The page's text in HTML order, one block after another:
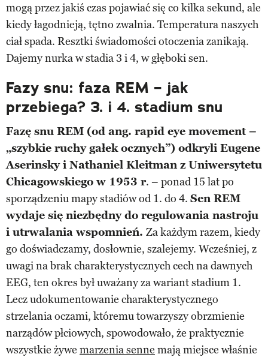
mogą przez jakiś czas pojawiać się co kilka sekund, ale
kiedy łagodnieją, tętno zwalnia. Temperatura naszych
ciał spada. Resztki świadomości otoczenia zanikają.
Dajemy nurka w stadia 3 i 4, w głęboki sen.
Fazy snu: faza REM – jak
przebiega? 3. i 4. stadium snu
Fazę snu REM (od ang. rapid eye movement –
„szybkie ruchy gałek ocznych”) odkryli Eugene
Aserinsky i Nathaniel Kleitman z Uniwersytetu
Chicagowskiego w 1953 r. – ponad 15 lat po
sporządzeniu mapy stadiów od 1. do 4. Sen REM
wydaje się niezbędny do regulowania nastroju
i utrwalania wspomnień. Za każdym razem, kiedy
go doświadczamy, dosłownie, szalejemy. Wcześniej, z
uwagi na brak charakterystycznych cech na dawnych
EEG, ten okres był uważany za wariant stadium 1.
Lecz udokumentowanie charakterystycznego
strzelania oczami, któremu towarzyszy obrzmienie
narządów płciowych, spowodowało, że praktycznie
wszystkie żywe marzenia senne mają miejsce właśnie